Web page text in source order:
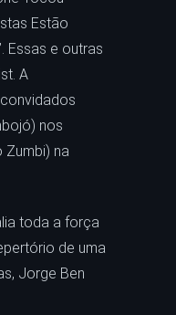
Estão
Essas e outras
A
nos
na
toda a força
de uma
Jorge Ben